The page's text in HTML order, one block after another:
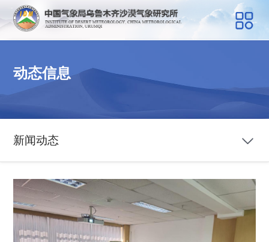
动态信息
新闻动态